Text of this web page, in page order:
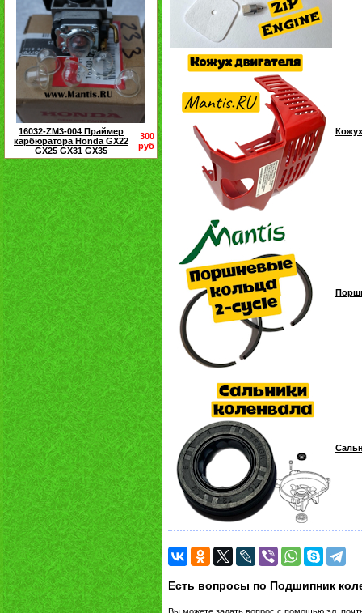
16032-ZM3-004 Праймер
карбюратора Honda GX22
GX25 GX31 GX35
300
руб
Есть вопросы по Подшипник